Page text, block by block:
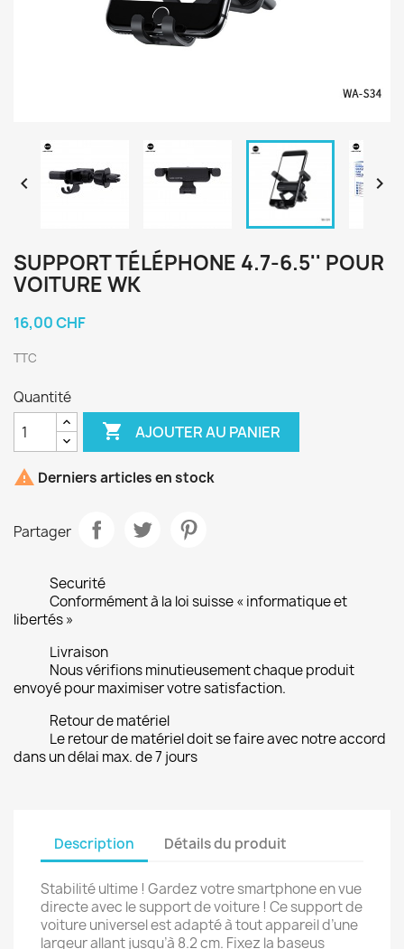
 
SUPPORT TÉLÉPHONE 4.7-6.5'' POUR
VOITURE WK
16,00 CHF
TTC
Quantité
 AJOUTER AU PANIER
 Derniers articles en stock
Partager
Securité
Conformément à la loi suisse « informatique et
libertés »
Livraison
Nous vérifions minutieusement chaque produit
envoyé pour maximiser votre satisfaction.
Retour de matériel
Le retour de matériel doit se faire avec notre accord
dans un délai max. de 7 jours
Description Détails du produit
Stabilité ultime ! Gardez votre smartphone en vue
directe avec le support de voiture ! Ce support de
voiture universel est adapté à tout appareil d’une
largeur allant jusqu’à 8.2 cm. Fixez la baseus